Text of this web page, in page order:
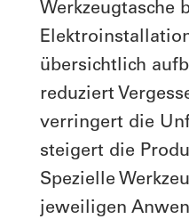
Werkzeugtasche
übersichtlich
reduziert
verringert die
steigert die
Spezielle
jeweiligen